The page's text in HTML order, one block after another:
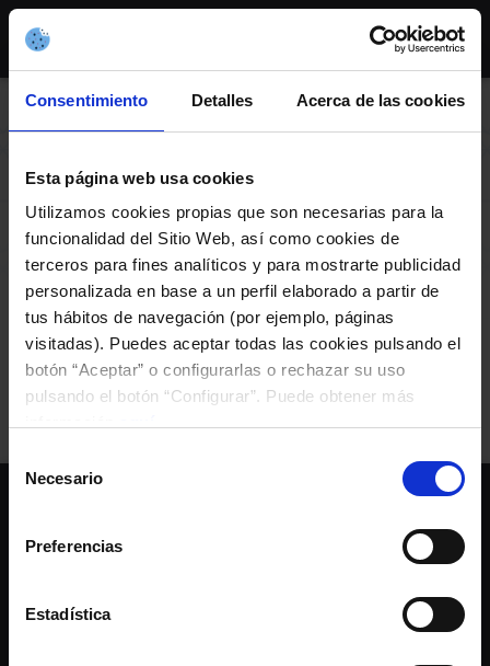
Consentimiento Detalles Acerca de las cookies
Esta página web usa cookies
Utilizamos cookies propias que son necesarias para la
funcionalidad del Sitio Web, así como cookies de
terceros para fines analíticos y para mostrarte publicidad
personalizada en base a un perfil elaborado a partir de
tus hábitos de navegación (por ejemplo, páginas
visitadas). Puedes aceptar todas las cookies pulsando el
botón “Aceptar” o configurarlas o rechazar su uso
pulsando el botón “Configurar”. Puede obtener más
Necesario
Preferencias
Estadística
Skip
AGENDA
Firma Renovación
Felipe Miñambres
Evento RC Celta